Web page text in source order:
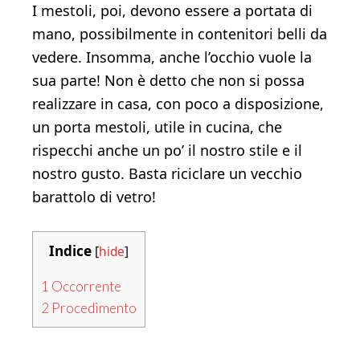
I mestoli, poi, devono essere a portata di
mano, possibilmente in contenitori belli da
vedere. Insomma, anche l’occhio vuole la
sua parte! Non è detto che non si possa
realizzare in casa, con poco a disposizione,
un porta mestoli, utile in cucina, che
rispecchi anche un po’ il nostro stile e il
nostro gusto. Basta riciclare un vecchio
barattolo di vetro!
Indice [hide]
1 Occorrente
2 Procedimento